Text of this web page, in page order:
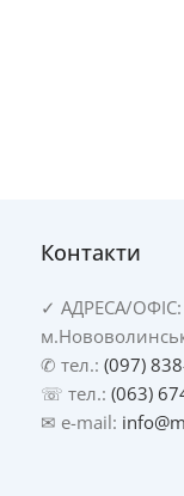
Контакти
✓ АДРЕСА/
✆ тел.: (097)
☏ тел.: (063)
✉ e-mail: